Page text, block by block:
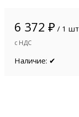
6 372 ₽ / 1 шт
с НДС
Наличие: ✔